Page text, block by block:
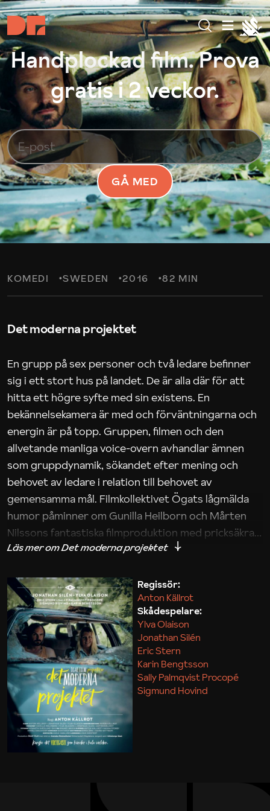
Handplockad film. Prova
gratis i 2 veckor.
GÅ MED
KOMEDI SWEDEN 2016 82 MIN
Det moderna projektet
En grupp på sex personer och två ledare befinner
sig i ett stort hus på landet. De är alla där för att
hitta ett högre syfte med sin existens. En
bekännelsekamera är med och förväntningarna och
energin är på topp. Gruppen, filmen och den
allvetande manliga voice-overn avhandlar ämnen
som gruppdynamik, sökandet efter mening och
behovet av ledare i relation till behovet av
gemensamma mål. Filmkollektivet Ögats lågmälda
humor påminner om Gunilla Heilborn och Mårten
Nilssons fantastiska filmproduktion med pricksäkra
iakttagelser om hur svårt det kan vara att omsätta
Maja Kekonius
Regissör:
Anton Källrot
Skådespelare:
Ylva Olaison
Jonathan Silén
Eric Stern
Karin Bengtsson
Sally Palmqvist Procopé
Sigmund Hovind